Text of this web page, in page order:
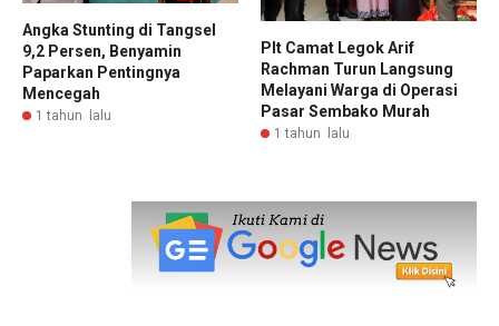
Angka Stunting di Tangsel
9,2 Persen, Benyamin
Paparkan Pentingnya
Mencegah
1 tahun lalu
Plt Camat Legok Arif
Rachman Turun Langsung
Melayani Warga di Operasi
Pasar Sembako Murah
1 tahun lalu